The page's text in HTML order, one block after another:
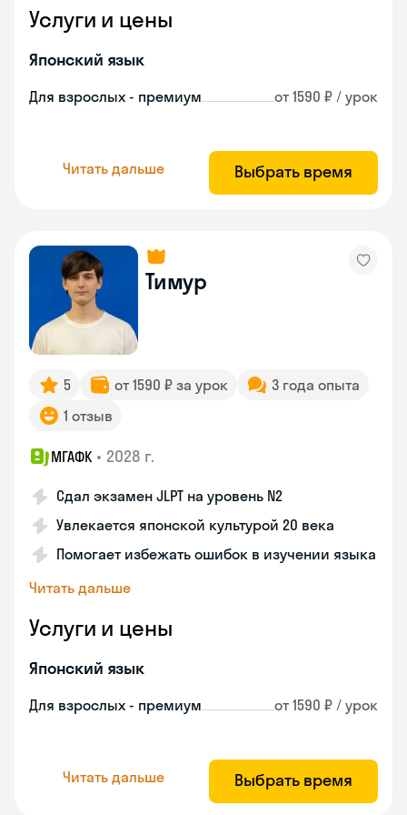
Услуги и цены
Японский язык
Для взрослых - премиум от 1590 ₽ / урок
Читать дальше Выбрать время
Тимур
5 от 1590 ₽ за урок
3 года опыта
1 отзыв
МГАФК • 2028 г.
Сдал экзамен JLPT на уровень N2
Увлекается японской культурой 20 века
Помогает избежать ошибок в изучении языка
Читать дальше
Услуги и цены
Японский язык
Для взрослых - премиум от 1590 ₽ / урок
Читать дальше Выбрать время